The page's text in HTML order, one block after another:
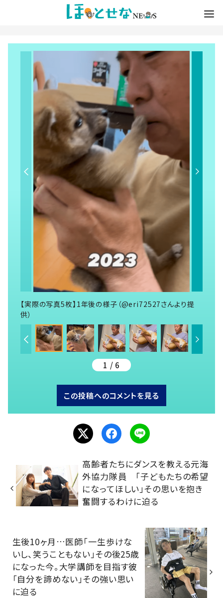
【実際の写真5枚】1年後の様子（@eri72527さんより提
供）
1 / 6
この投稿へのコメントを見る
高齢者たちにダンスを教える元海
外協力隊員 「子どもたちの希望
になってほしい」その思いを抱き
奮闘するわけに迫る
生後10ヶ月…医師「一生歩けな
いし、笑うこともない」その後25歳
になった今。大学講師を目指す彼
「自分を諦めない」その強い思い
に迫る